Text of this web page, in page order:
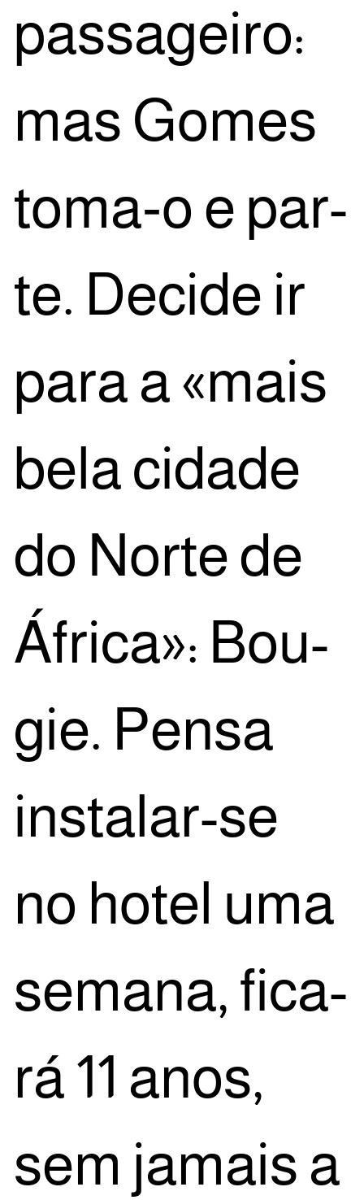
pas­sa­gei­ro:
mas Gomes
toma‑o e par­
te. Deci­de ir
para a «mais
bela cida­de
do Nor­te de
Áfri­ca»: Bou­
gie. Pen­sa
ins­ta­lar-se
no hotel uma
sema­na, fica­
rá 11 anos,
sem jamais a